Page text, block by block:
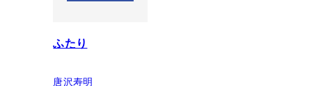
ふたり
唐沢寿明